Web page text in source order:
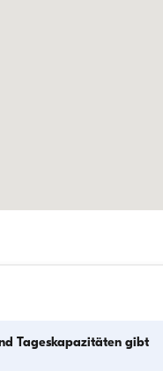
Tageskapazitäten gibt